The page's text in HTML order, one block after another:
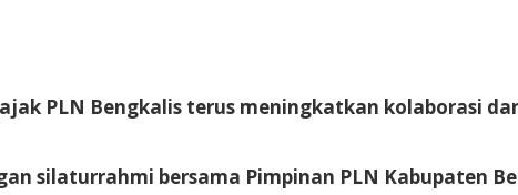
PLN Bengkalis terus meningkatkan kolaborasi
silaturrahmi bersama Pimpinan PLN Kabupaten